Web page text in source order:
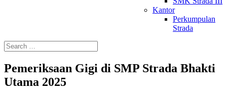
Kantor
Perkumpulan
Strada
Pemeriksaan Gigi di SMP Strada Bhakti
Utama 2025